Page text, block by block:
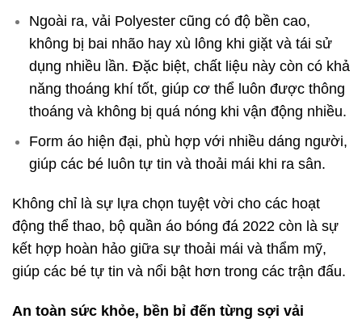
Ngoài ra, vải Polyester cũng có độ bền cao,
không bị bai nhão hay xù lông khi giặt và tái sử
dụng nhiều lần. Đặc biệt, chất liệu này còn có khả
năng thoáng khí tốt, giúp cơ thể luôn được thông
thoáng và không bị quá nóng khi vận động nhiều.
Form áo hiện đại, phù hợp với nhiều dáng người,
giúp các bé luôn tự tin và thoải mái khi ra sân.
Không chỉ là sự lựa chọn tuyệt vời cho các hoạt
động thể thao, bộ quần áo bóng đá 2022 còn là sự
kết hợp hoàn hảo giữa sự thoải mái và thẩm mỹ,
giúp các bé tự tin và nổi bật hơn trong các trận đấu.
An toàn sức khỏe, bền bỉ đến từng sợi vải